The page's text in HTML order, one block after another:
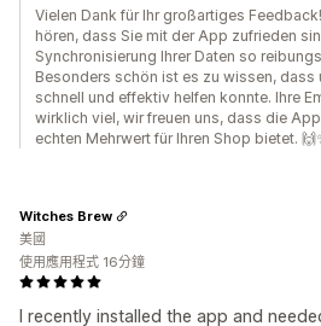
Vielen Dank für Ihr großartiges
hören, dass Sie mit der App zufrieden
Synchronisierung Ihrer Daten so
Besonders schön ist es zu wissen, dass
schnell und effektiv helfen konnte. Ihre
wirklich viel, wir freuen uns, dass die
echten Mehrwert für Ihren Shop bietet.
I recently installed the app and
Witches Brew
美國
使用應用程式 16分鐘